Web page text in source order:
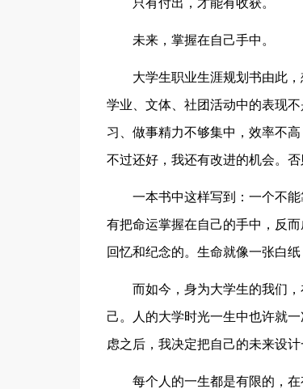
只有付出，才能有收获。
未来，掌握在自己手中。
大学生职业生涯规划书由此
学业、文体、社团活动中的表现
习、做事精力不够集中，效率不
不过还好，我还有改进的机会。
一本书中这样写到：一个不
有把命运掌握在自己的手中，反
回忆和纪念的。生命就像一张白
而如今，身为大学生的我们
己。人的大学时光一生中也许就
虑之后，我决定把自己的未来设
每个人的一生都是有限的，